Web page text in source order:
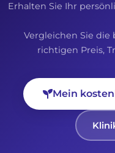
Erhalten Sie Ihr
Vergleichen Sie die
richtigen Preis,
Mein